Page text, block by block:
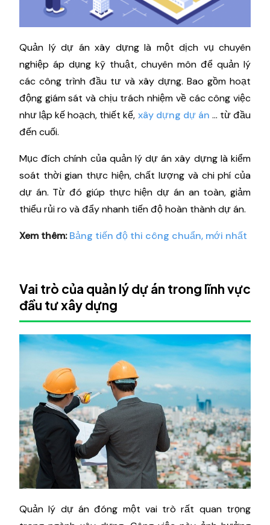
Quản lý dự án xây dựng là một dịch vụ chuyên
nghiệp áp dụng kỹ thuật, chuyên môn để quản lý
các công trình đầu tư và xây dựng. Bao gồm hoạt
động giám sát và chịu trách nhiệm về các công việc
như lập kế hoạch, thiết kế, xây dựng dự án ... từ đầu
đến cuối.
Mục đích chính của quản lý dự án xây dựng là kiểm
soát thời gian thực hiện, chất lượng và chi phí của
dự án. Từ đó giúp thực hiện dự án an toàn, giảm
thiểu rủi ro và đẩy nhanh tiến độ hoàn thành dự án.
Xem thêm: Bảng tiến độ thi công chuẩn, mới nhất
Vai trò của quản lý dự án trong lĩnh vực
đầu tư xây dựng
Quản lý dự án đóng một vai trò rất quan trọng